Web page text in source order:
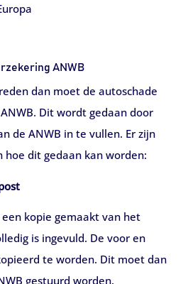
ANWB
dan moet de autoschade
Dit wordt gedaan door
de ANWB in te vullen. Er zijn
dit gedaan kan worden:
kopie gemaakt van het
is ingevuld. De voor en
te worden. Dit moet dan
gestuurd worden.